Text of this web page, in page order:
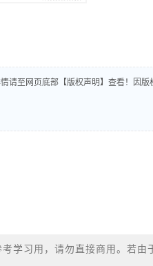
请至网页底部【版权声明】查看！因版
学习用，请勿直接商用。若由